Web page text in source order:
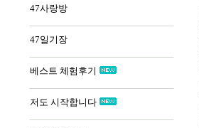
47사랑방
47일기장
베스트 체험후기
저도 시작합니다